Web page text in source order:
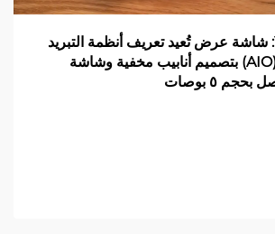
أوجي YC360-G: شاشة عرض تُعيد تعريف أنظمة التبريد
السائل المدمجة (AIO) بتصميم أنابيب مخفية وشاشة